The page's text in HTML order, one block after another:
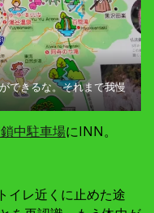
できるな。それまで我慢
中駐車場にINN。
イレ近くに止めた途